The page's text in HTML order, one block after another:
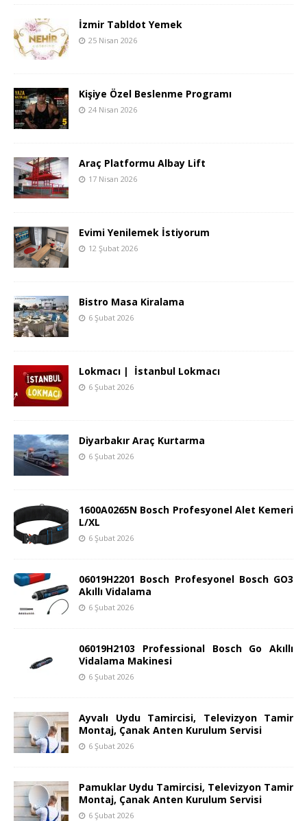
İzmir Tabldot Yemek
25 Nisan 2026
Kişiye Özel Beslenme Programı
24 Nisan 2026
Araç Platformu Albay Lift
17 Nisan 2026
Evimi Yenilemek İstiyorum
12 Şubat 2026
Bistro Masa Kiralama
6 Şubat 2026
Lokmacı | İstanbul Lokmacı
6 Şubat 2026
Diyarbakır Araç Kurtarma
6 Şubat 2026
1600A0265N Bosch Profesyonel Alet Kemeri
L/XL
6 Şubat 2026
06019H2201 Bosch Profesyonel Bosch GO3
Akıllı Vidalama
6 Şubat 2026
06019H2103 Professional Bosch Go Akıllı
Vidalama Makinesi
6 Şubat 2026
Ayvalı Uydu Tamircisi, Televizyon Tamir
Montaj, Çanak Anten Kurulum Servisi
6 Şubat 2026
Pamuklar Uydu Tamircisi, Televizyon Tamir
Montaj, Çanak Anten Kurulum Servisi
6 Şubat 2026